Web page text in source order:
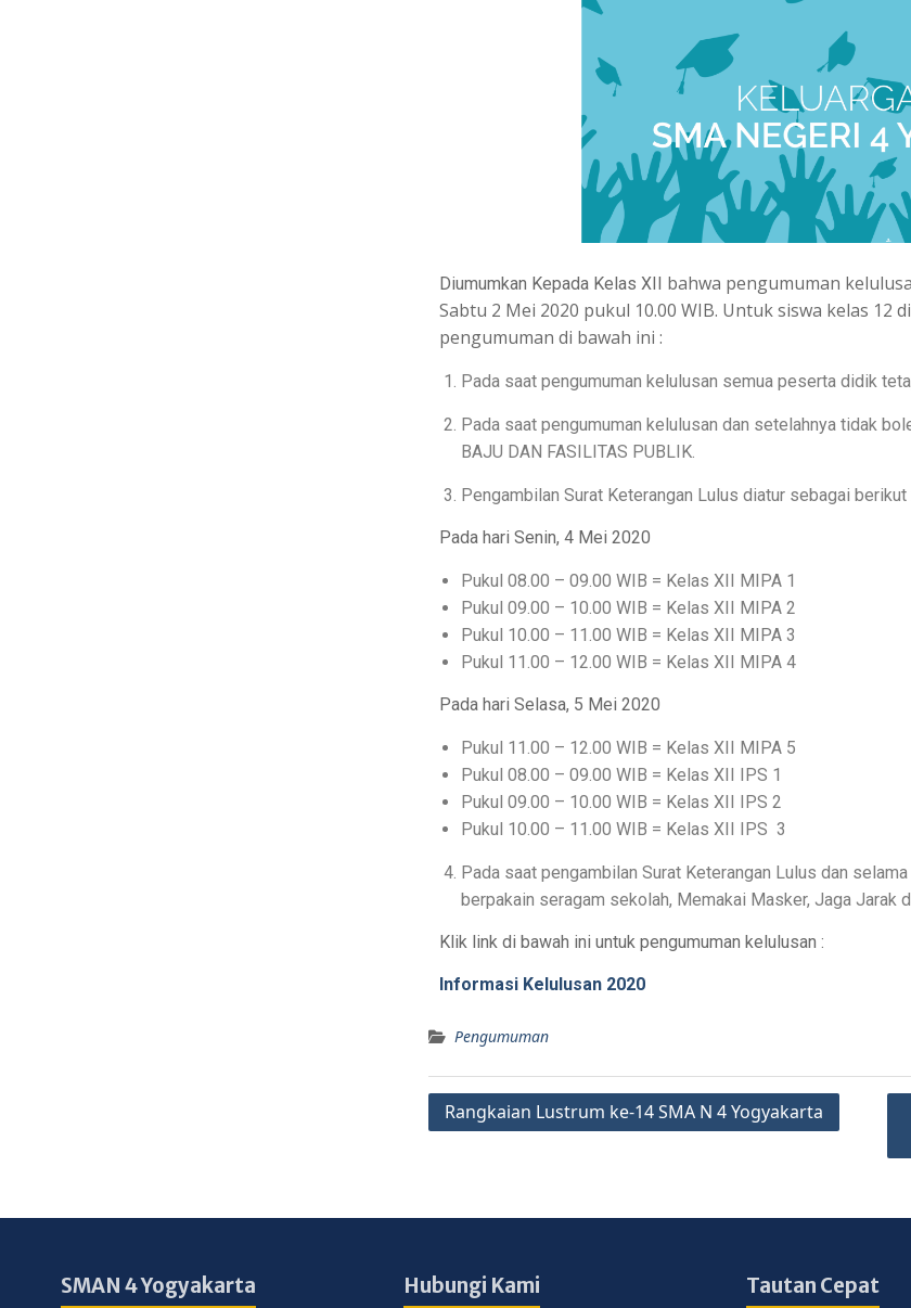
Diumumkan Kepada Kelas XII bahwa pengumuman
Sabtu 2 Mei 2020 pukul 10.00 WIB. Untuk siswa kelas
pengumuman di bawah ini :
Pada saat pengumuman kelulusan semua peserta didik
Pada saat pengumuman kelulusan dan setelahnya tidak
BAJU DAN FASILITAS PUBLIK.
Pengambilan Surat Keterangan Lulus diatur sebagai berikut
Pada hari Senin, 4 Mei 2020
Pukul 08.00 – 09.00 WIB = Kelas XII MIPA 1
Pukul 09.00 – 10.00 WIB = Kelas XII MIPA 2
Pukul 10.00 – 11.00 WIB = Kelas XII MIPA 3
Pukul 11.00 – 12.00 WIB = Kelas XII MIPA 4
Pada hari Selasa, 5 Mei 2020
Pukul 11.00 – 12.00 WIB = Kelas XII MIPA 5
Pukul 08.00 – 09.00 WIB = Kelas XII IPS 1
Pukul 09.00 – 10.00 WIB = Kelas XII IPS 2
Pukul 10.00 – 11.00 WIB = Kelas XII IPS 3
Pada saat pengambilan Surat Keterangan Lulus dan
berpakain seragam sekolah, Memakai Masker, Jaga Jarak
Klik link di bawah ini untuk pengumuman kelulusan :
Informasi Kelulusan 2020
Pengumuman
Rangkaian Lustrum ke-14 SMA N 4 Yogyakarta
SMAN 4 Yogyakarta Hubungi Kami Tautan Cepat